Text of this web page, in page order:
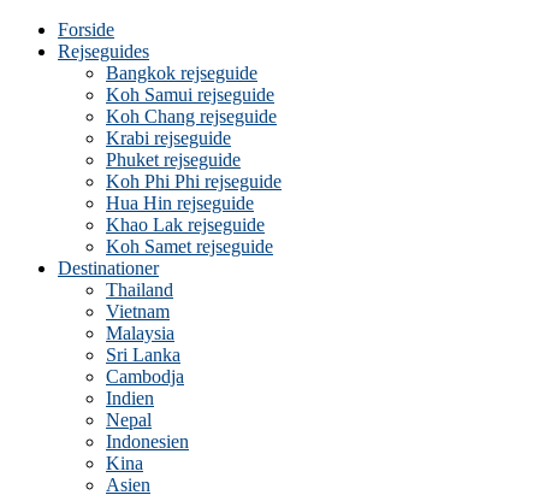
Forside
Rejseguides
Bangkok rejseguide
Koh Samui rejseguide
Koh Chang rejseguide
Krabi rejseguide
Phuket rejseguide
Koh Phi Phi rejseguide
Hua Hin rejseguide
Khao Lak rejseguide
Koh Samet rejseguide
Destinationer
Thailand
Vietnam
Malaysia
Sri Lanka
Cambodja
Indien
Nepal
Indonesien
Kina
Asien